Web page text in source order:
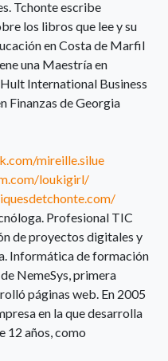
Tchonte escribe
los libros que lee y su
en Costa de Marfil
una Maestría en
International Business
Finanzas de Georgia
mireille.silue
loukigirl/
Profesional TIC
de proyectos digitales y
Informática de formación
NemeSys, primera
páginas web. En 2005
en la que desarrolla
12 años, como